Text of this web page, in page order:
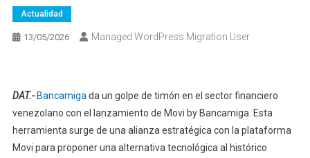
Actualidad
13/05/2026 Managed WordPress Migration User
DAT.- Bancamigada un golpe de timón en el sector financiero
venezolano con el lanzamiento de Movi by Bancamiga. Esta
herramienta surge de una alianza estratégica con la plataforma
Movi para proponer una alternativa tecnológica al histórico